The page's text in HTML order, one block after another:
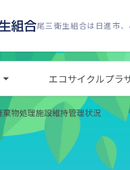
尾三衛生組合は日進市
エコサイクルプラ
棄物処理施設維持管理状況